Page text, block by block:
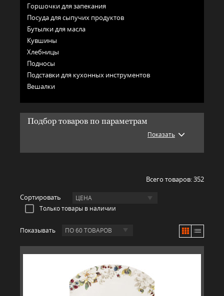
Горшочки для запекания
Посуда для сыпучих продуктов
Бутылки для масла
Кувшины
Хлебницы
Подносы
Подставки для кухонных инструментов
Вешалки
Подбор товаров по параметрам
Показать
Всего товаров:352
Сортировать
ЦЕНА
Только товары в наличии
Показывать ПО 60 ТОВАРОВ